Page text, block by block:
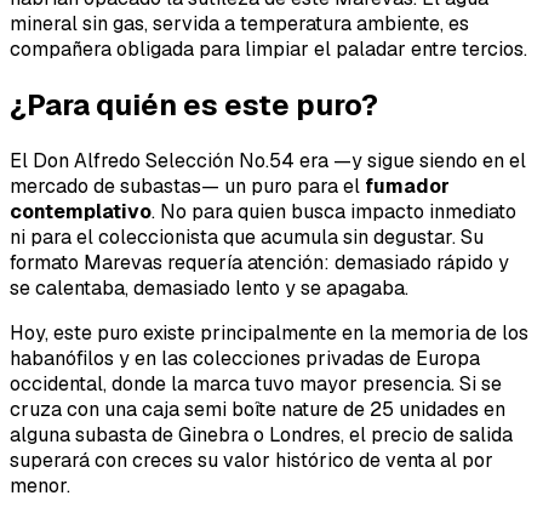
mineral sin gas, servida a temperatura ambiente, es
compañera obligada para limpiar el paladar entre tercios.
¿Para quién es este puro?
El Don Alfredo Selección No.54 era —y sigue siendo en el
mercado de subastas— un puro para el fumador
contemplativo. No para quien busca impacto inmediato
ni para el coleccionista que acumula sin degustar. Su
formato Marevas requería atención: demasiado rápido y
se calentaba, demasiado lento y se apagaba.
Hoy, este puro existe principalmente en la memoria de los
habanófilos y en las colecciones privadas de Europa
occidental, donde la marca tuvo mayor presencia. Si se
cruza con una caja semi boîte nature de 25 unidades en
alguna subasta de Ginebra o Londres, el precio de salida
superará con creces su valor histórico de venta al por
menor.